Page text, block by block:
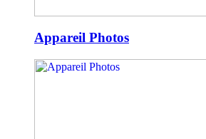
Appareil Photos